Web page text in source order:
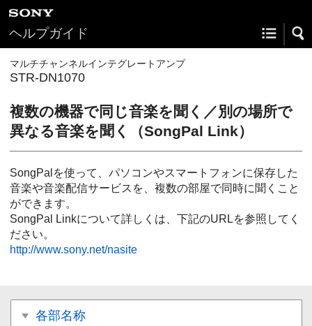
ヘルプガイド
マルチチャンネルインテグレートアンプ
STR-DN1070
複数の機器で同じ音楽を聞く／別の場所で
異なる音楽を聞く（SongPal Link）
SongPalを使って、パソコンやスマートフォンに保存した
音楽や音楽配信サービスを、複数の部屋で同時に聞くこと
ができます。
SongPal Linkについて詳しくは、下記のURLを参照してく
ださい。
http://www.sony.net/nasite
各部名称